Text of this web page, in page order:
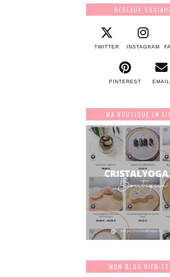
RÉSEAUX
TWITTER INSTAGRAM
PINTEREST EMAIL
MA BOUTIQUE EN
MON BLOG BIEN-